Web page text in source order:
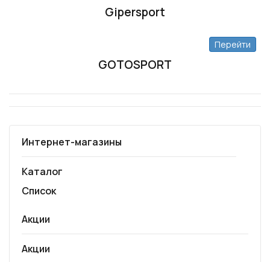
Gipersport
GOTOSPORT
Перейти
Интернет-магазины
Каталог
Список
Акции
Акции